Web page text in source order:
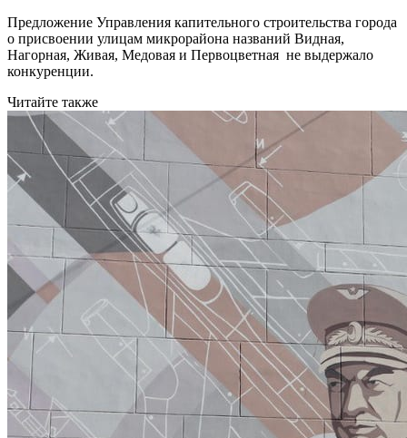
Предложение Управления капительного строительства города
о присвоении улицам микрорайона названий Видная,
Нагорная, Живая, Медовая и Первоцветная не выдержало
конкуренции.
Читайте также